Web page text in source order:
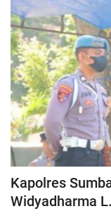
Kapolres
Widyadharma